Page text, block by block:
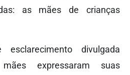
as mães de crianças
divulgada
expressaram suas